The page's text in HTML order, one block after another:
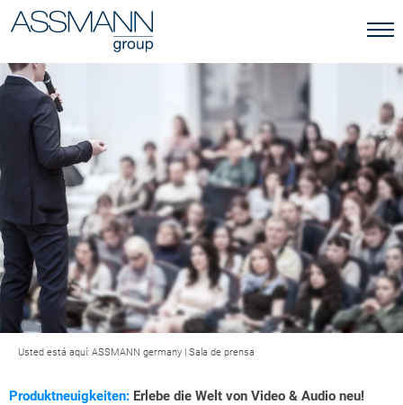
Usted está aquí: ASSMANN germany | Sala de prensa
Produktneuigkeiten: Erlebe die Welt von Video & Audio neu!